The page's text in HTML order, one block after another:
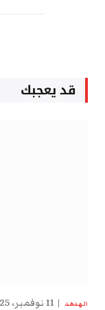
قد يعجبك
الهدهد 11 نوفمبر، 2025